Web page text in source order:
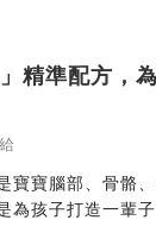
精準配方，
寶腦部、骨骼
為孩子打造一輩